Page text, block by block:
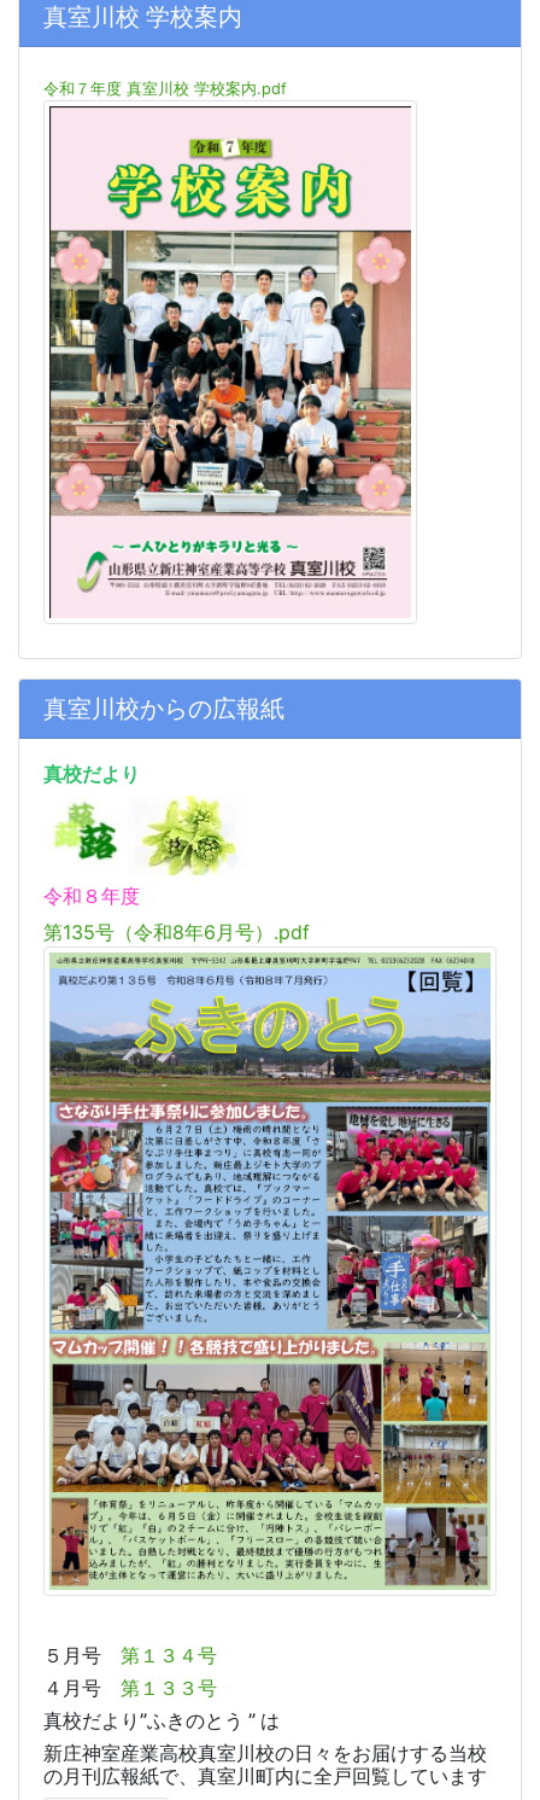
真室川校 学校案内
令和７年度 真室川校 学校案内.pdf
真室川校からの広報紙
真校だより
令和８年度
第135号（令和8年6月号）.pdf
５月号 第１３４号
４月号 第１３３号
真校だより”ふきのとう ” は
新庄神室産業高校真室川校の日々をお届けする当校
の月刊広報紙で、真室川町内に全戸回覧しています